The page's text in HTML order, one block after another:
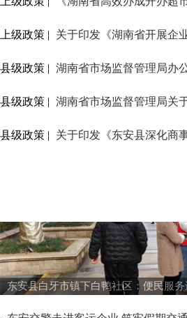
上级政策 | 关于印发《湖南省开展企
县级政策 | 湖南省市场监督管理局办
县级政策 | 湖南省市场监督管理局关
县级政策 | 关于印发《东安县深化商
东安县白牙市镇下白鸭社区：便民服